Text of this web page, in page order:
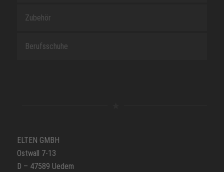
Zubehör
Berufsschuhe
ELTEN GMBH
Ostwall 7-13
D – 47589 Uedem